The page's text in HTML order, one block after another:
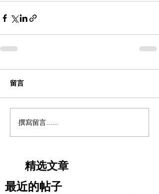
留言
撰寫留言......
精选文章
最近的帖子